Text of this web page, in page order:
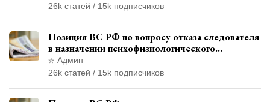
26k статей / 15k подписчиков
Позиция ВС РФ по вопросу отказа следователя
в назначении психофизиологического
исследования показаний обвиняемой с
использованием полиграфа
Админ
26k статей / 15k подписчиков